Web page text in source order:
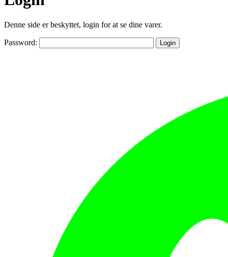
Denne side er beskyttet, login for at se dine varer.
Password: